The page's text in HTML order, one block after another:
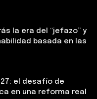
la era del “jefazo” y
basada en las
el desafío de
en una reforma real